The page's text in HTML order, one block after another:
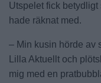
Utspelet fick
hade räknat med.
– Min kusin hörde av
Lilla Aktuellt och
mig med en